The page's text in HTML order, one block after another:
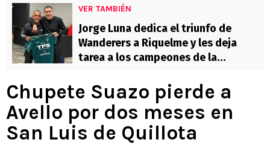
VER TAMBIÉN
Jorge Luna dedica el triunfo de
Wanderers a Riquelme y les deja
tarea a los campeones de la
Chupete Suazo pierde a
Avello por dos meses en
San Luis de Quillota